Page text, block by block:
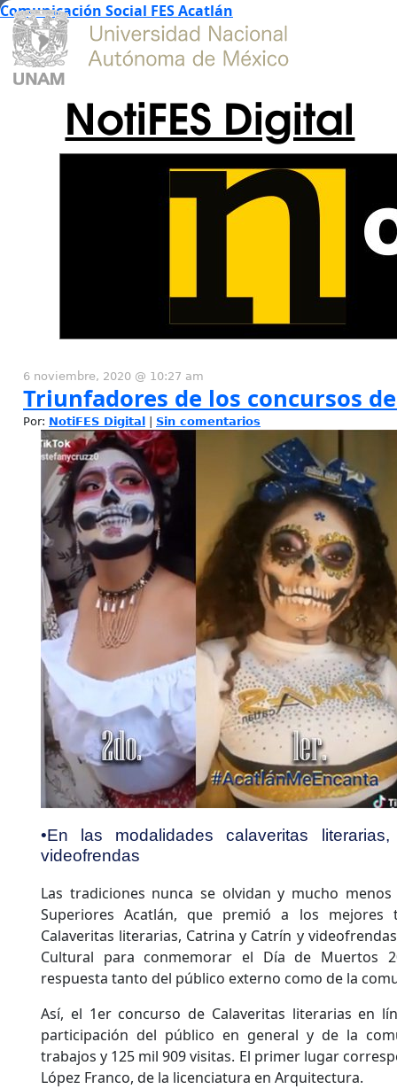
Comunicación Social FES Acatlán
NotiFES Digital
6 noviembre, 2020 @ 10:27 am
Triunfadores de los concursos
Por: NotiFES Digital Sin comentarios
•En las modalidades calaveritas
videofrendas
Las tradiciones nunca se olvidan y mucho
Superiores Acatlán, que premió a los mejores
Calaveritas literarias, Catrina y Catrín y
Cultural para conmemorar el Día de Muertos
respuesta tanto del público externo como de la
Así, el 1er concurso de Calaveritas literarias en
participación del público en general y de la
trabajos y 125 mil 909 visitas. El primer lugar
López Franco, de la licenciatura en Arquitectura.